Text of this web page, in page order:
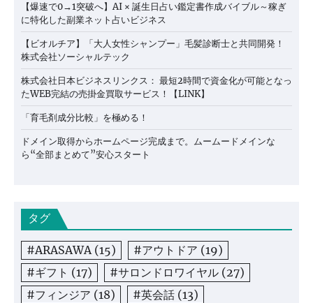
【爆速で0→1突破へ】AI × 誕生日占い鑑定書作成バイブル～稼ぎ
に特化した副業ネット占いビジネス
【ビオルチア】「大人女性シャンプー」毛髪診断士と共同開発！
株式会社ソーシャルテック
株式会社日本ビジネスリンクス： 最短2時間で資金化が可能となっ
たWEB完結の売掛金買取サービス！【LINK】
「育毛剤成分比較」を極める！
ドメイン取得からホームページ完成まで。ムームードメインな
ら“全部まとめて”安心スタート
タグ
#ARASAWA(15) #アウトドア (19)
#ギフト (17) #サロンドロワイヤル (27)
#フィンジア (18) #英会話 (13)